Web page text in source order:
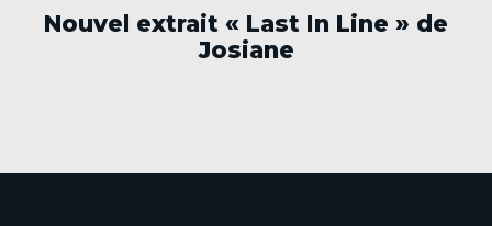
Nouvel extrait « Last In Line » de
Josiane